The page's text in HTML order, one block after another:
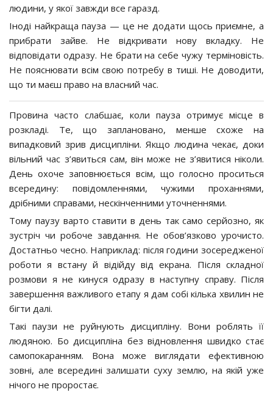
людини, у якої завжди все гаразд.
Іноді найкраща пауза — це не додати щось приємне, а
прибрати зайве. Не відкривати нову вкладку. Не
відповідати одразу. Не брати на себе чужу терміновість.
Не пояснювати всім свою потребу в тиші. Не доводити,
що ти маєш право на власний час.
Провина часто слабшає, коли пауза отримує місце в
розкладі. Те, що заплановано, менше схоже на
випадковий зрив дисципліни. Якщо людина чекає, доки
вільний час з’явиться сам, він може не з’явитися ніколи.
День охоче заповнюється всім, що голосно проситься
всередину: повідомленнями, чужими проханнями,
дрібними справами, нескінченними уточненнями.
Тому паузу варто ставити в день так само серйозно, як
зустріч чи робоче завдання. Не обов’язково урочисто.
Достатньо чесно. Наприклад: після години зосередженої
роботи я встану й відійду від екрана. Після складної
розмови я не кинуся одразу в наступну справу. Після
завершення важливого етапу я дам собі кілька хвилин не
бігти далі.
Такі паузи не руйнують дисципліну. Вони роблять її
людяною. Бо дисципліна без відновлення швидко стає
самопокаранням. Вона може виглядати ефективною
зовні, але всередині залишати суху землю, на якій уже
нічого не проростає.